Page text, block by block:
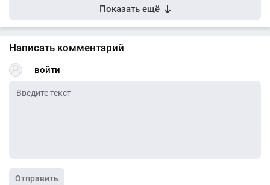
Показать ещё
Написать комментарий
войти
Отправить